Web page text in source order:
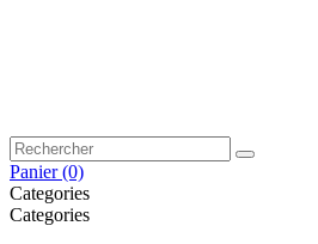
Panier (0)
Categories
Categories